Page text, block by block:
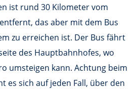
ist rund 30 Kilometer vom
das aber mit dem Bus
zu erreichen ist. Der Bus fährt
des Hauptbahnhofes, wo
umsteigen kann. Achtung beim
es sich auf jeden Fall, über den